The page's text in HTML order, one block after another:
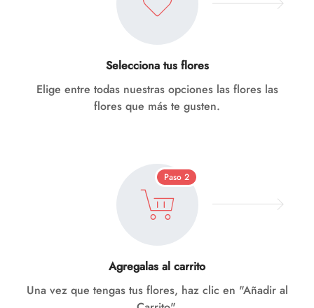
Selecciona tus flores
Elige entre todas nuestras opciones las flores las
flores que más te gusten.
Paso 2
Agregalas al carrito
Una vez que tengas tus flores, haz clic en "Añadir al